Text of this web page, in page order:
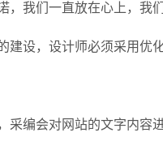
，我们一直放在心上，我
建设，设计师必须采用优
采编会对网站的文字内容